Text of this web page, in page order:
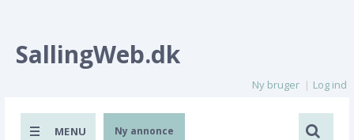
SallingWeb.dk
Ny bruger Log ind
MENU Ny annonce